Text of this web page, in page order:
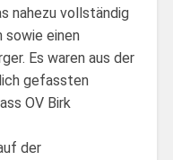
nahezu vollständig
sowie einen
Es waren aus der
gefassten
OV Birk
der